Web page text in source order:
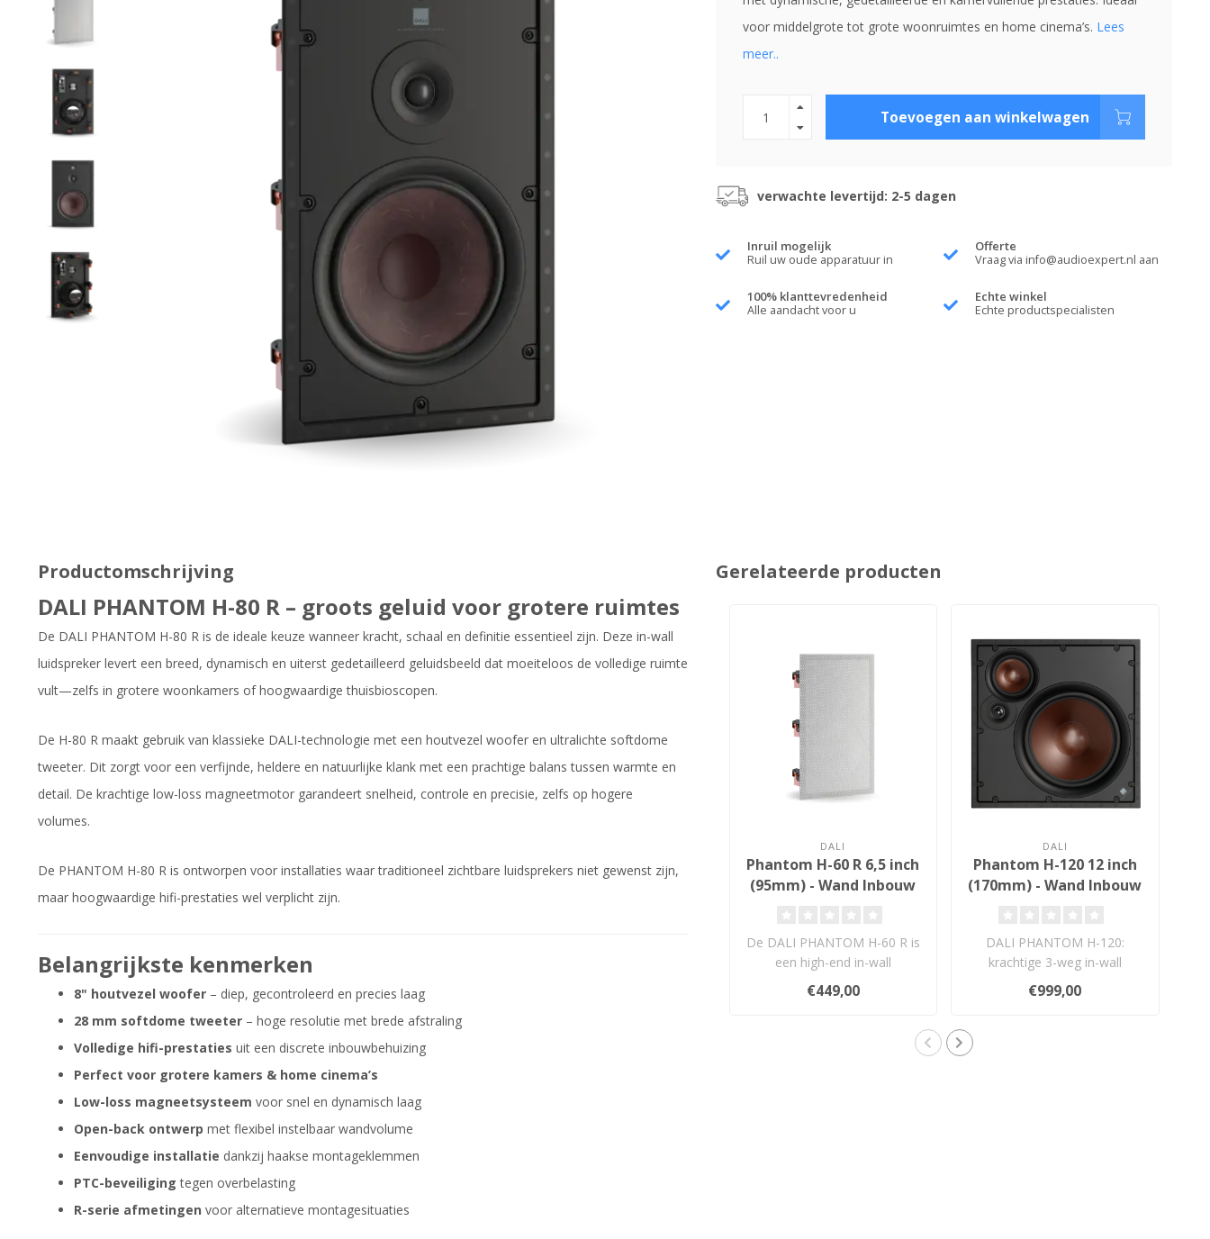
voor middelgrote tot grote woonruimtes en home cinema’s. Lees
meer..
Toevoegen aan winkelwagen
verwachte levertijd: 2-5 dagen
Inruil mogelijk
Ruil uw oude apparatuur in
Offerte
Vraag via info@audioexpert.nl aan
100% klanttevredenheid
Alle aandacht voor u
Echte winkel
Echte productspecialisten
Productomschrijving
DALI PHANTOM H-80 R – groots geluid voor grotere ruimtes
De DALI PHANTOM H-80 R is de ideale keuze wanneer kracht, schaal en definitie essentieel zijn. Deze in-wall
luidspreker levert een breed, dynamisch en uiterst gedetailleerd geluidsbeeld dat moeiteloos de volledige ruimte
vult—zelfs in grotere woonkamers of hoogwaardige thuisbioscopen.
De H-80 R maakt gebruik van klassieke DALI-technologie met een houtvezel woofer en ultralichte softdome
tweeter. Dit zorgt voor een verfijnde, heldere en natuurlijke klank met een prachtige balans tussen warmte en
detail. De krachtige low-loss magneetmotor garandeert snelheid, controle en precisie, zelfs op hogere
volumes.
De PHANTOM H-80 R is ontworpen voor installaties waar traditioneel zichtbare luidsprekers niet gewenst zijn,
maar hoogwaardige hifi-prestaties wel verplicht zijn.
Belangrijkste kenmerken
8" houtvezel woofer – diep, gecontroleerd en precies laag
28 mm softdome tweeter – hoge resolutie met brede afstraling
Volledige hifi-prestaties uit een discrete inbouwbehuizing
Perfect voor grotere kamers & home cinema’s
Low-loss magneetsysteem voor snel en dynamisch laag
Open-back ontwerp met flexibel instelbaar wandvolume
Eenvoudige installatie dankzij haakse montageklemmen
PTC-beveiliging tegen overbelasting
R-serie afmetingen voor alternatieve montagesituaties
Gerelateerde producten
DALI
Phantom H-60 R 6,5 inch
(95mm) - Wand Inbouw
De DALI PHANTOM H-60 R is
een high-end in-wall
luidspreker met 6½" houtvezel
wo..
€449,00
DALI
Phantom H-120 12 inch
(170mm) - Wand Inbouw
DALI PHANTOM H-120:
krachtige 3-weg in-wall
luidspreker met 12" woofer en
full-r..
€999,00